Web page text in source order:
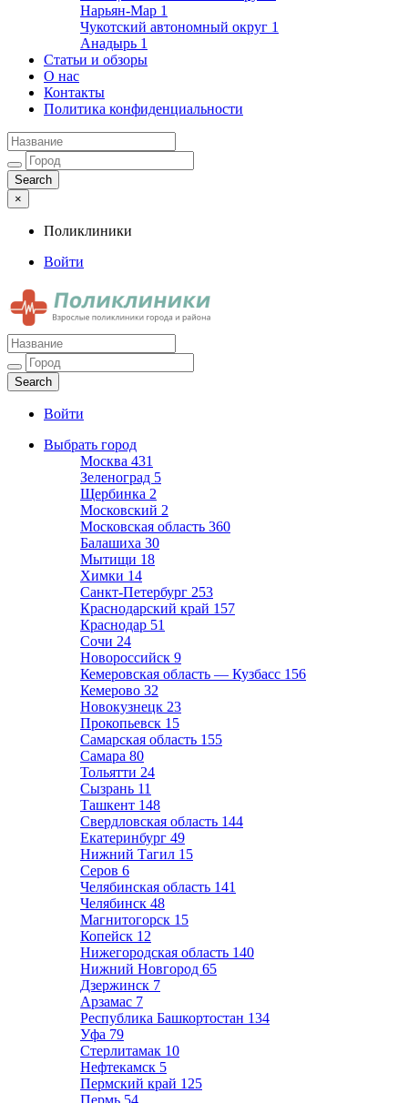
Нарьян-Мар 1
Чукотский автономный округ 1
Анадырь 1
Статьи и обзоры
О нас
Контакты
Политика конфиденциальности
×
Поликлиники
Войти
Поликлиники
Взрослые поликлиники города и района
Войти
Выбрать город
Москва 431
Зеленоград 5
Щербинка 2
Московский 2
Московская область 360
Балашиха 30
Мытищи 18
Химки 14
Санкт-Петербург 253
Краснодарский край 157
Краснодар 51
Сочи 24
Новороссийск 9
Кемеровская область — Кузбасс 156
Кемерово 32
Новокузнецк 23
Прокопьевск 15
Самарская область 155
Самара 80
Тольятти 24
Сызрань 11
Ташкент 148
Свердловская область 144
Екатеринбург 49
Нижний Тагил 15
Серов 6
Челябинская область 141
Челябинск 48
Магнитогорск 15
Копейск 12
Нижегородская область 140
Нижний Новгород 65
Дзержинск 7
Арзамас 7
Республика Башкортостан 134
Уфа 79
Стерлитамак 10
Нефтекамск 5
Пермский край 125
Пермь 54